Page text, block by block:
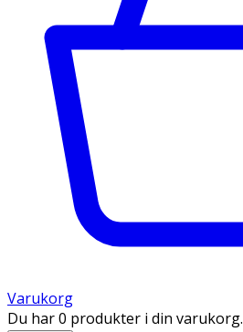
Varukorg
Du har 0 produkter i din varukorg.